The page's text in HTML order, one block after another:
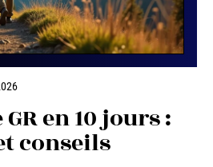
en 10 jours :
conseils